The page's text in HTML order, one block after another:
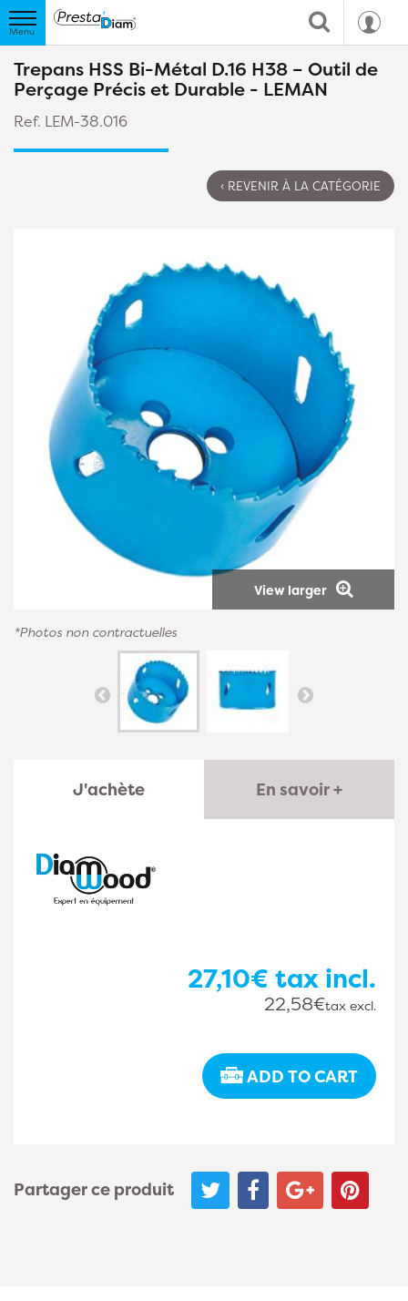
Trepans HSS Bi-Métal D.16 H38 – Outil de
Perçage Précis et Durable - LEMAN
Ref. LEM-38.016
‹ REVENIR À LA CATÉGORIE
View larger
*Photos non contractuelles
J'achète En savoir +
27,10€ tax incl.
22,58€tax excl.
ADD TO CART
Partager ce produit